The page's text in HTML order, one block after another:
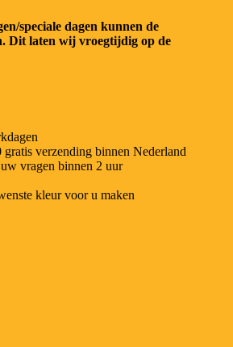
speciale dagen kunnen de
Dit laten wij vroegtijdig op de
verzending binnen Nederland
vragen binnen 2 uur
kleur voor u maken